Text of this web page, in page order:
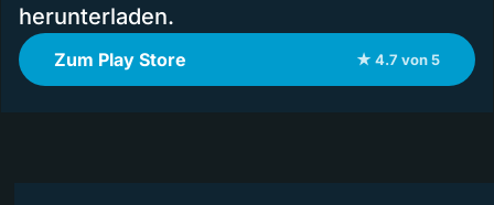
herunterladen.
Zum Play Store ★ 4.7 von 5